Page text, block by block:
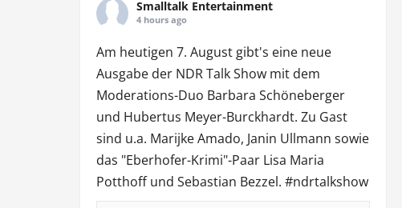
Smalltalk Entertainment
4 hours ago
Am heutigen 7. August gibt's eine neue
Ausgabe der NDR Talk Showmit dem
Moderations-Duo Barbara Schöneberger
und Hubertus Meyer-Burckhardt. Zu Gast
sind u.a. Marijke Amado, Janin Ullmann sowie
das "Eberhofer-Krimi"-Paar Lisa Maria
Potthoff und Sebastian Bezzel. #ndrtalkshow